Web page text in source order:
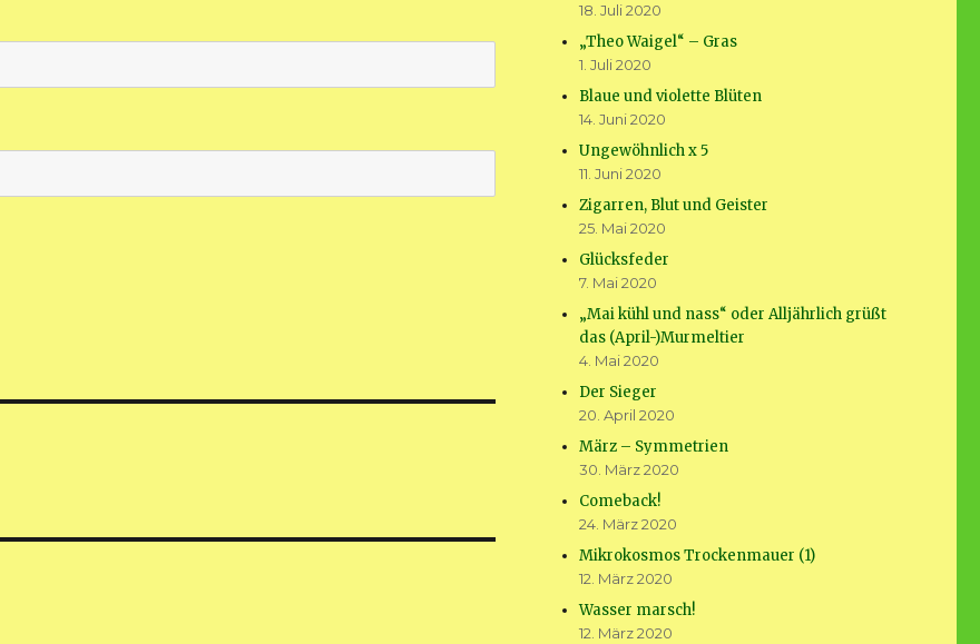
18. Juli 2020
„Theo Waigel“ – Gras
1. Juli 2020
Blaue und violette Blüten
14. Juni 2020
Ungewöhnlich x 5
11. Juni 2020
Zigarren, Blut und Geister
25. Mai 2020
Glücksfeder
7. Mai 2020
„Mai kühl und nass“ oder Alljährlich grüßt
das (April-)Murmeltier
4. Mai 2020
Der Sieger
20. April 2020
März – Symmetrien
30. März 2020
Comeback!
24. März 2020
Mikrokosmos Trockenmauer (1)
12. März 2020
Wasser marsch!
12. März 2020